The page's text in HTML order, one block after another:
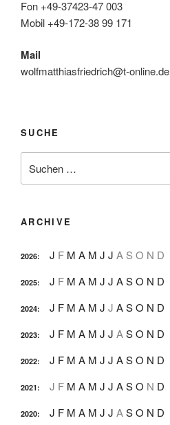
Fon +49-37423-47 003
Mobil +49-172-38 99 171
Mail
wolfmatthiasfriedrich@t-online.de
SUCHE
nach:
ARCHIVE
2026: J F M A M J J A S O N D
2025: J F M A M J J ASO N D
2024: J F M A M J J ASO N D
2023: J F M A M J J ASO N D
2022: J F M A M J J ASO N D
2021: J F M A M J J ASO N D
2020: J F M A M J J ASO N D